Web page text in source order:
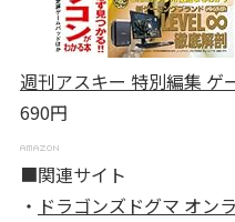
週刊アスキー 特別編集 ゲ
690円
■関連サイト
・ ドラゴンズドグマ オン